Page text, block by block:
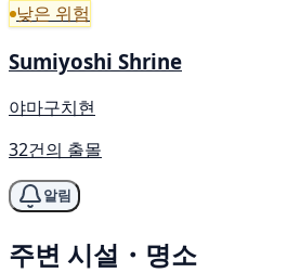
낮은 위험
Sumiyoshi Shrine
야마구치현
32건의 출몰
알림
주변 시설・명소